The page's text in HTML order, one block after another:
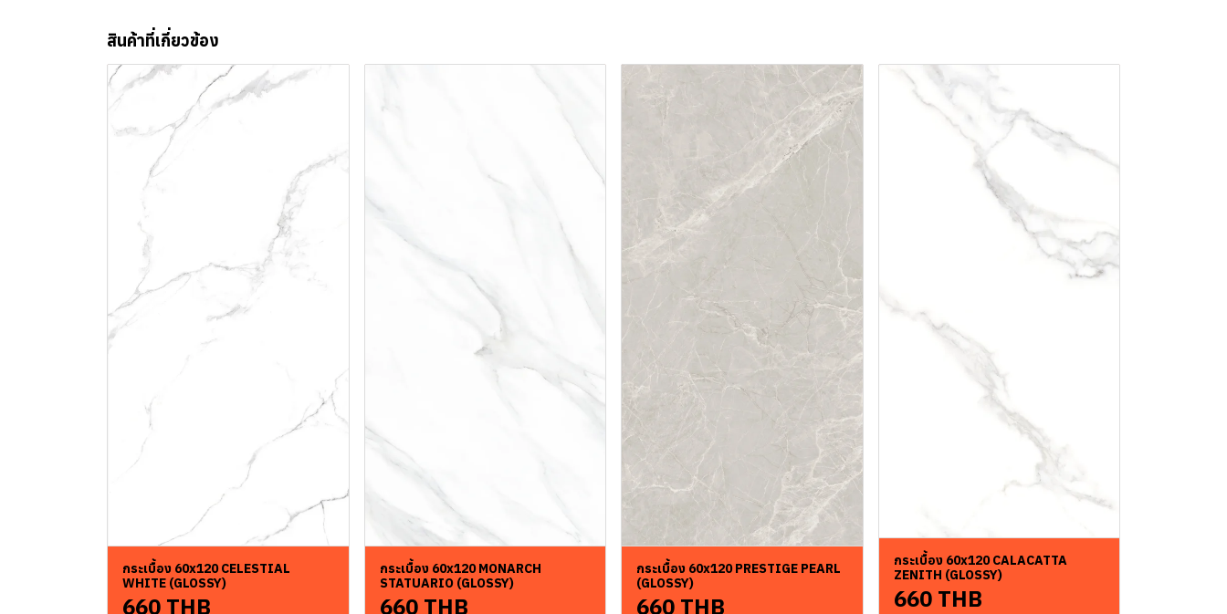
สินค้าที่เกี่ยวข้อง
กระเบื้อง 60x120 CELESTIAL
WHITE (GLOSSY)
660 THB
กระเบื้อง 60x120 MONARCH
STATUARIO (GLOSSY)
660 THB
กระเบื้อง 60x120 PRESTIGE PEARL
(GLOSSY)
660 THB
กระเบื้อง 60x120 CALACATTA
ZENITH (GLOSSY)
660 THB